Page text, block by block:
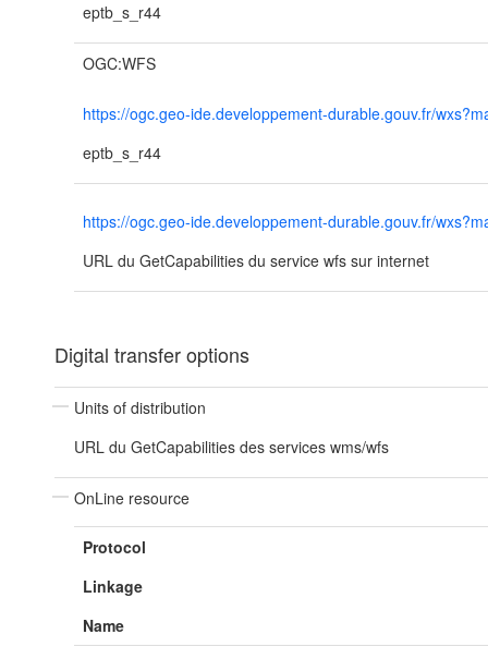
eptb_s_r44
OGC:WFS
https://ogc.geo-ide.developpement-durable.gouv.fr/
eptb_s_r44
https://ogc.geo-ide.developpement-durable.gouv.fr/
URL du GetCapabilities du service wfs sur internet
Digital transfer options
Units of distribution
URL du GetCapabilities des services wms/wfs
OnLine resource
Protocol
Linkage
Name